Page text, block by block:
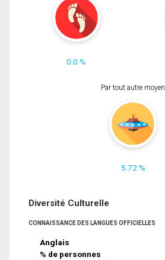
0.0 %
Par tout autre moyen
5.72 %
Diversité Culturelle
CONNAISSANCE DES LANGUES OFFICIELLES
Anglais
% de personnes